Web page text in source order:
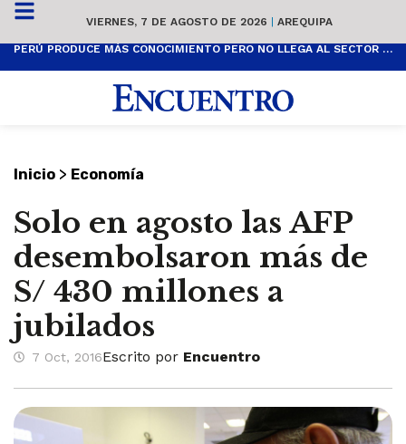
VIERNES, 7 DE AGOSTO DE 2026 | AREQUIPA
PERÚ PRODUCE MÁS CONOCIMIENTO PERO NO LLEGA AL SECTOR PRODUCTIVO
Inicio > Economía
Solo en agosto las AFP
desembolsaron más de
S/ 430 millones a
jubilados
7 Oct, 2016Escrito por Encuentro